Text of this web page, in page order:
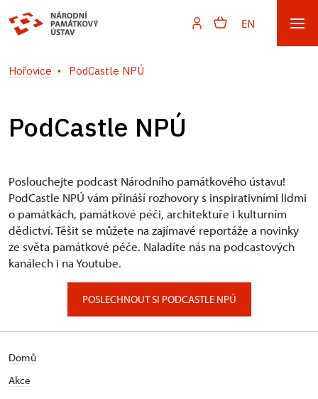
EN
Hořovice PodCastle NPÚ
PodCastle NPÚ
Poslouchejte podcast Národního památkového ústavu!
PodCastle NPÚ vám přináší rozhovory s inspirativními lidmi
o památkách, památkové péči, architektuře i kulturním
dědictví. Těšit se můžete na zajímavé reportáže a novinky
ze světa památkové péče. Naladíte nás na podcastových
kanálech i na Youtube.
POSLECHNOUT SI PODCASTLE NPÚ
Domů
Akce